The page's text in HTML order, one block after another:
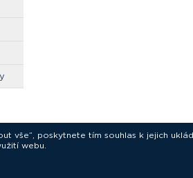
vše”, poskytnete tím souhlas k jejich
webu.